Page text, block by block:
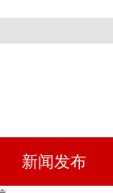
新闻发布